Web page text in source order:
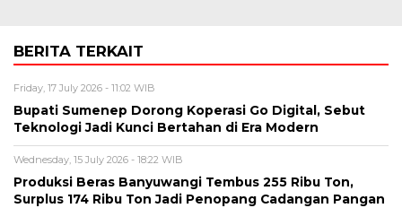
BERITA TERKAIT
Friday, 17 July 2026 - 11:02 WIB
Bupati Sumenep Dorong Koperasi Go Digital, Sebut
Teknologi Jadi Kunci Bertahan di Era Modern
Wednesday, 15 July 2026 - 18:22 WIB
Produksi Beras Banyuwangi Tembus 255 Ribu Ton,
Surplus 174 Ribu Ton Jadi Penopang Cadangan Pangan